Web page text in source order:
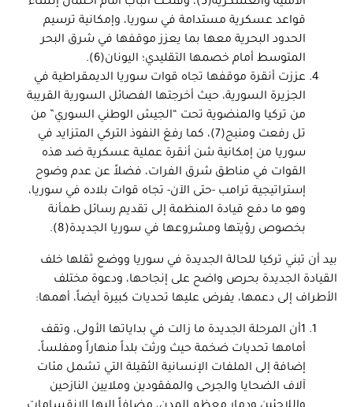
الأمنية والعسكرية(5)، وفتحت الباب أمام احتمال إنشاء
قواعد عسكرية مستدامة في سوريا، وإمكانية ترسيم
الحدود البحرية معها بما يعزز موقفها في شرق البحر
المتوسط أمام خصمها التقليدي؛ اليونان(6).
عززت أنقرة موقفها تجاه قوات سوريا الديمقراطية في
الجزيرة السورية، حيث أخرجتها الفصائل السورية القريبة
من تركيا والمنضوية تحت “الجيش الوطني السوري” من
تل رفعت ومنبج(7)، كما رفعَ النفوذ التركي المتزايد في
سوريا من إمكانية شن أنقرة عملية عسكرية ضد هذه
القوات في مناطق شرق الفرات، فضلاً عن عدم وضوح
إستراتيجية ترامب -حتى الآن- تجاه قوات بلاده في سوريا،
وهو ما دفع قيادة المنظمة إلى تقديم رسائل طمأنة
بخصوص رؤيتها ومشروعها في سوريا الجديدة(8).
بيد أن تبني تركيا للحالة الجديدة في سوريا ووضع ثقلها خلف
القيادة الجديدة بحرص واضح على إنجاحها، ودعوة مختلف
الأطراف إلى دعمها، يفرض عليها تحديات كبيرة أيضاً، أهمها:
1أن المرحلة الجديدة ما زالت في بداياتها الأولى، وتقف
أمامها تحديات ضخمة حيث ورثت بلداً منهاراً ومفلساً،
إضافة إلى الملفات الإنسانية الثقيلة التي تشمل مئات
آلاف الضحايا والجرحى والمفقودين وملايين النازحين